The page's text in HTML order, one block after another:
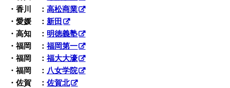
・香川 ：高松商業
・愛媛 ：新田
・高知 ： 明徳義塾
・福岡 ：福岡第一
・福岡 ：福大大濠
・福岡 ： 八女学院
・佐賀 ：佐賀北